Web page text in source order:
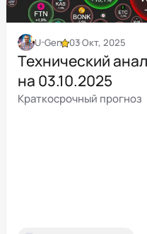
U-Gen 03 Окт, 2025
Технический
на 03.10.2025
Краткосрочный прогноз